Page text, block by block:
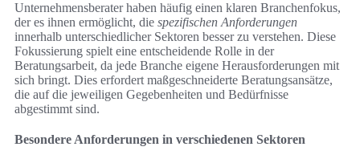
Unternehmensberater haben häufig einen klaren Branchenfokus,
der es ihnen ermöglicht, die spezifischen Anforderungen
innerhalb unterschiedlicher Sektoren besser zu verstehen. Diese
Fokussierung spielt eine entscheidende Rolle in der
Beratungsarbeit, da jede Branche eigene Herausforderungen mit
sich bringt. Dies erfordert maßgeschneiderte Beratungsansätze,
die auf die jeweiligen Gegebenheiten und Bedürfnisse
abgestimmt sind.
Besondere Anforderungen in verschiedenen Sektoren